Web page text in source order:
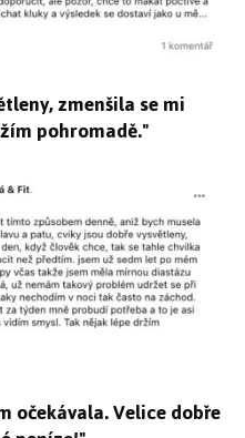
zmenšila se mi
pohromadě."
očekávala. Velice dobře